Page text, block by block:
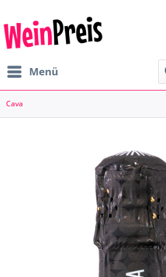
Menü
Cava